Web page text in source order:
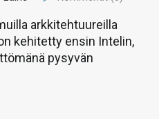
arkkitehtuureilla
kehitetty ensin Intelin,
pysyvän